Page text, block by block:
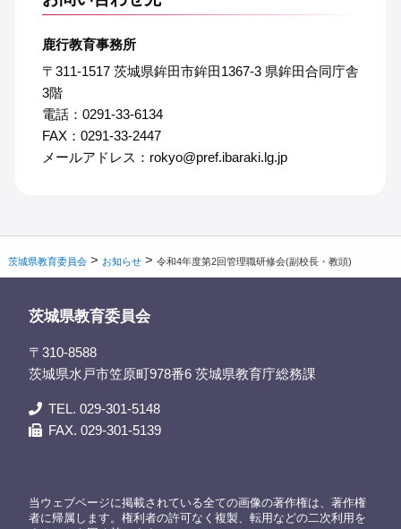
鹿行教育事務所
〒311-1517 茨城県鉾田市鉾田1367-3 県鉾田合同庁舎
3階
電話：0291-33-6134
FAX：0291-33-2447
メールアドレス：rokyo@pref.ibaraki.lg.jp
茨城県教育委員会 > お知らせ >令和4年度第2回管理職研修会(副校長・教頭)
茨城県教育委員会
〒310-8588
茨城県水戸市笠原町978番6 茨城県教育庁総務課
TEL. 029-301-5148
FAX. 029-301-5139
当ウェブページに掲載されている全ての画像の著作権は、著作権
者に帰属します。権利者の許可なく複製、転用などの二次利用を